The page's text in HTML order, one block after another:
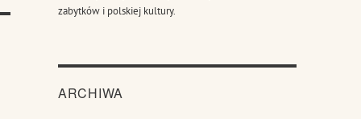
zabytków i polskiej kultury.
ARCHIWA